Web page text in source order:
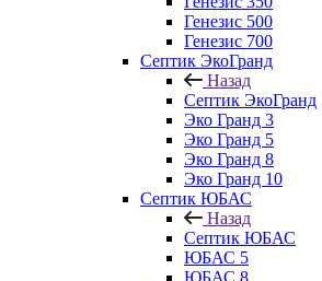
Генезис 500
Генезис 700
Септик ЭкоГранд
Назад
Септик ЭкоГранд
Эко Гранд 3
Эко Гранд 5
Эко Гранд 8
Эко Гранд 10
Септик ЮБАС
Назад
Септик ЮБАС
ЮБАС 5
ЮБАС 8